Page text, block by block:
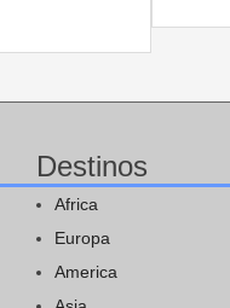
Destinos
Africa
Europa
America